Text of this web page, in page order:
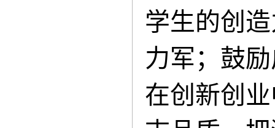
学生的创
力军；鼓
在创新创